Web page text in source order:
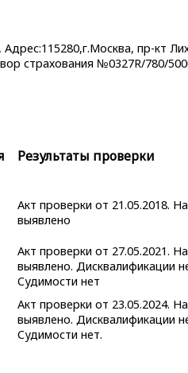
пр-кт
страхования №0327R/780/
Результаты проверки
Акт проверки от 21.05.2018.
выявлено
Акт проверки от 27.05.2021.
выявлено. Дисквалификации
Судимости нет
Акт проверки от 23.05.2024.
выявлено. Дисквалификации
Судимости нет.